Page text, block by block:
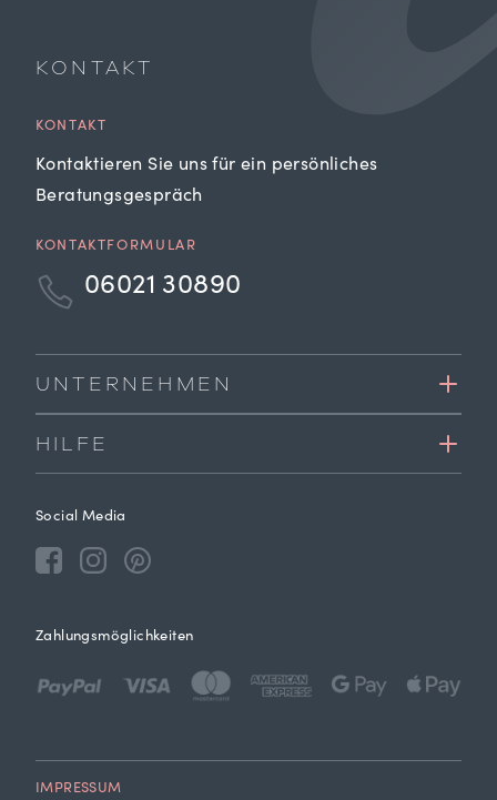
KONTAKT
KONTAKT
Kontaktieren Sie uns für ein persönliches
Beratungsgespräch
KONTAKTFORMULAR
06021 30890
UNTERNEHMEN
HILFE
Social Media
Zahlungsmöglichkeiten
IMPRESSUM